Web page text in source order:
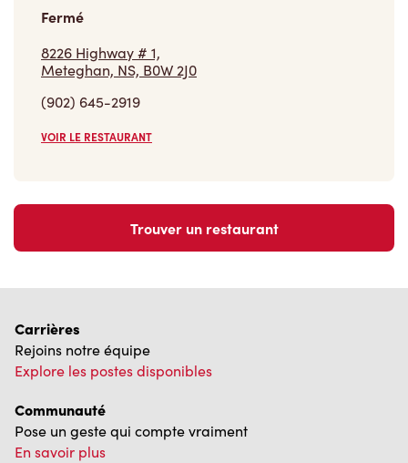
Fermé
8226 Highway # 1,
Meteghan, NS, B0W 2J0
(902) 645-2919
VOIR LE RESTAURANT
Trouver un restaurant
Carrières
Rejoins notre équipe
Explore les postes disponibles
Communauté
Pose un geste qui compte vraiment
En savoir plus